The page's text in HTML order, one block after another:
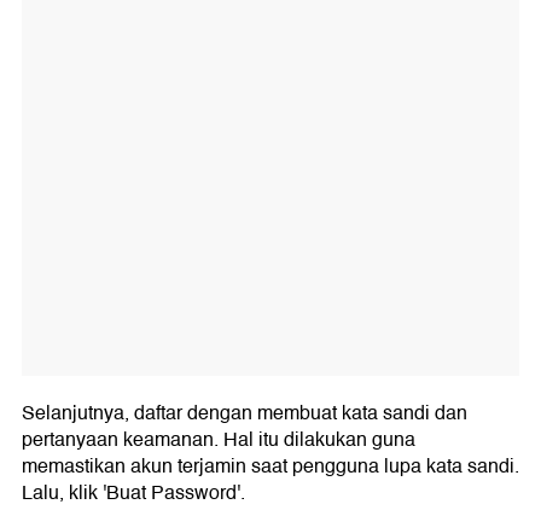
Selanjutnya, daftar dengan membuat kata sandi dan
pertanyaan keamanan. Hal itu dilakukan guna
memastikan akun terjamin saat pengguna lupa kata sandi.
Lalu, klik 'Buat Password'.